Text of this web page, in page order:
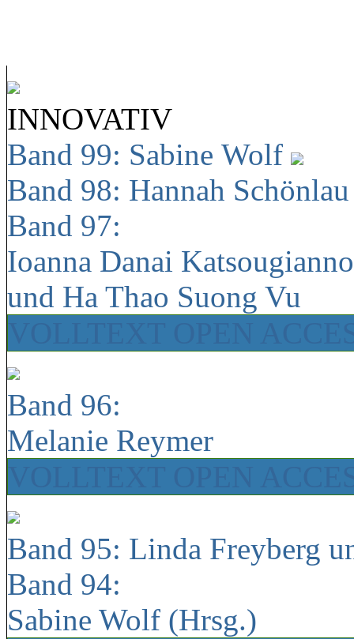
INNOVATIV
Band 99: Sabine Wolf
Band 98: Hannah
Band 97:
Ioanna Danai
und Ha Thao Suong Vu
Band 96:
Melanie Reymer
Band 95: Linda Freyberg
Band 94:
Sabine Wolf (Hrsg.)